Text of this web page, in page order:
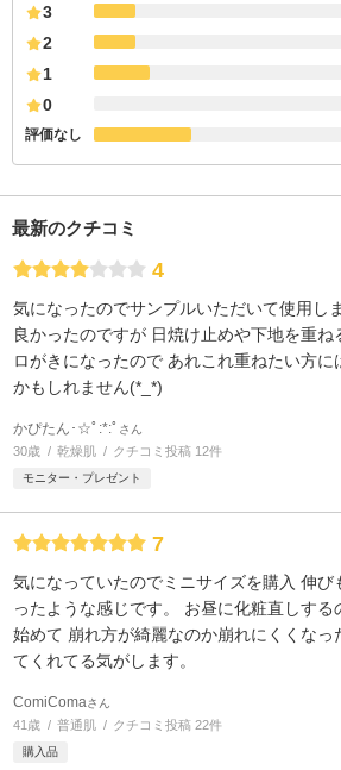
3
2
1
0
評価なし
最新のクチコミ
4
気になったのでサンプルいただいて使用し
良かったのですが 日焼け止めや下地を重ね
ロがきになったので あれこれ重ねたい方
かもしれません(*_*)
かぴたん･☆ﾟ:*:ﾟ さん
30歳 乾燥肌 クチコミ投稿 12件
モニター・プレゼント
7
気になっていたのでミニサイズを購入 伸び
ったような感じです。 お昼に化粧直しす
始めて 崩れ方が綺麗なのか崩れにくくなっ
てくれてる気がします。
ComiComaさん
41歳 普通肌 クチコミ投稿 22件
購入品